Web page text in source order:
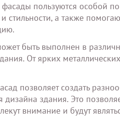
фасады пользуются особой
стильности, а также
быть выполнен в
От ярких
позволяет создать
здания. Это
внимание и будут